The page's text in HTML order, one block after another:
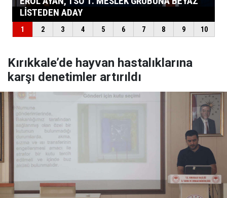
Kırıkkale’de hayvan hastalıklarına
karşı denetimler artırıldı